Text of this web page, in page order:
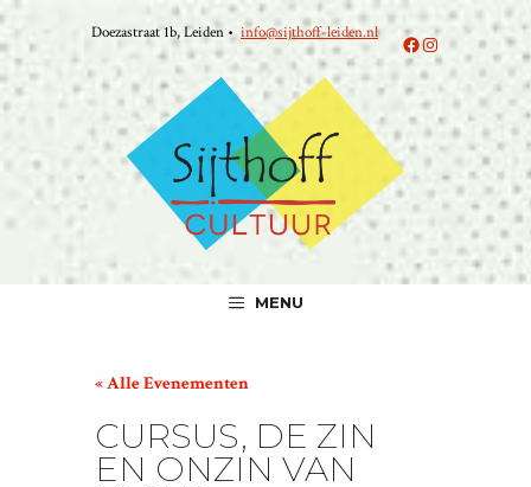
Ga
naar
de
inhoud
Doezastraat 1b, Leiden • info@sijthoff-leiden.nl Facebook
Instagram
MENU
« Alle Evenementen
CURSUS, DE ZIN
EN ONZIN VAN